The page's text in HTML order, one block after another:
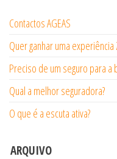
Contactos AGEAS
Quer ganhar uma experiência
Preciso de um seguro para a
Qual a melhor seguradora?
O que é a escuta ativa?
ARQUIVO